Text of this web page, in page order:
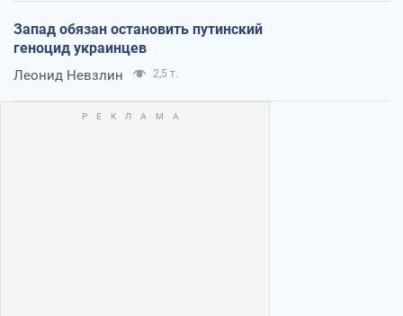
Запад обязан остановить путинский
геноцид украинцев
Леонид Невзлин 2,5 т.